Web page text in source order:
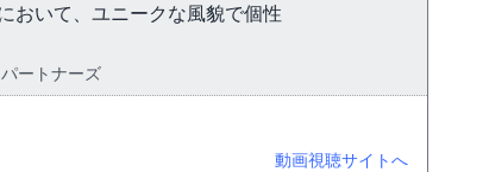
おいて、ユニークな風貌で個性
ートナーズ
動画視聴サイトへ